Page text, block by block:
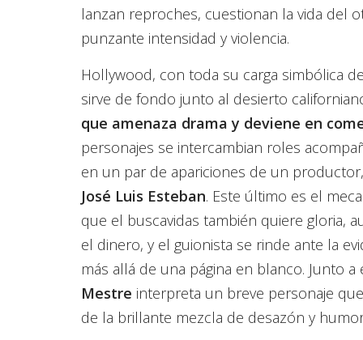
lanzan reproches, cuestionan la vida del
punzante intensidad y violencia.
Hollywood, con toda su carga simbólica
sirve de fondo junto al desierto
que amenaza drama y deviene en
personajes se intercambian roles
en un par de apariciones de un
José Luis Esteban. Este último es el
que el buscavidas también quiere gloria,
el dinero, y el guionista se rinde ante la
más allá de una página en blanco. Junto
Mestre interpreta un breve personaje
de la brillante mezcla de desazón y